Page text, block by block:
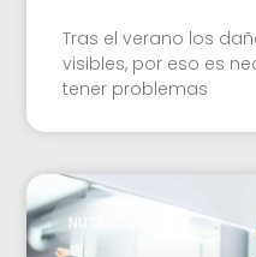
Tras el verano los
visibles, por eso es
tener problemas
NUTRICIÓN